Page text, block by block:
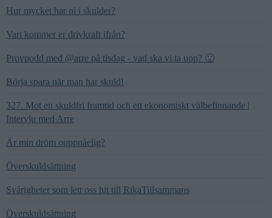
Hur mycket har ni i skulder?
Vart kommer er drivkraft ifrån?
Provpodd med @arre på tisdag - vad ska vi ta upp? 🙂
Börja spara när man har skuld!
327. Mot en skuldfri framtid och ett ekonomiskt välbefinnande |
Intervju med Arre
Är min dröm ouppnåelig?
Överskuldsättning
Svårigheter som lett oss hit till RikaTillsammans
Överskuldsättning